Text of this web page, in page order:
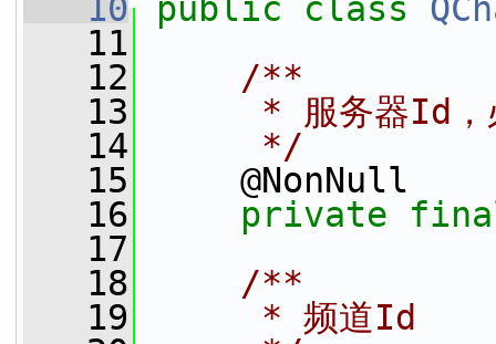
   10
public class
   11
   12
    /**
   13
* 服务器Id，
   14
     */
   15
@NonNull
   16
private
   17
   18
    /**
   19
     * 频道Id